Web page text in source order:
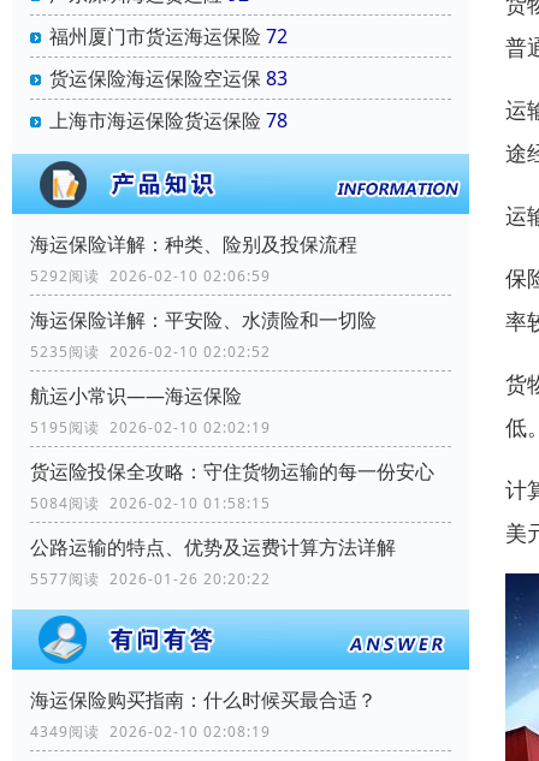
福州厦门市货运海运保险 72
货运保险海运保险空运保 83
上海市海运保险货运保险 78
海运保险详解：种类、险别及投保流程
5292阅读 2026-02-10 02:06:59
海运保险详解：平安险、水渍险和一切险
5235阅读 2026-02-10 02:02:52
航运小常识——海运保险
5195阅读 2026-02-10 02:02:19
货运险投保全攻略：守住货物运输的每一份安心
5084阅读 2026-02-10 01:58:15
公路运输的特点、优势及运费计算方法详解
5577阅读 2026-01-26 20:20:22
海运保险购买指南：什么时候买最合适？
4349阅读 2026-02-10 02:08:19
普
运
途
运
保
率
货
低
计
美